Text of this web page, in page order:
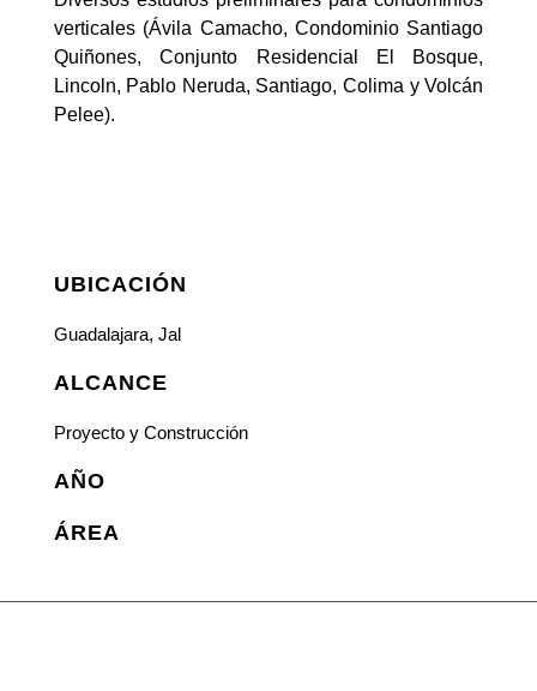
verticales (Ávila Camacho, Condominio Santiago
Quiñones, Conjunto Residencial El Bosque,
Lincoln, Pablo Neruda, Santiago, Colima y Volcán
Pelee).
UBICACIÓN
Guadalajara, Jal
ALCANCE
Proyecto y Construcción
AÑO
ÁREA